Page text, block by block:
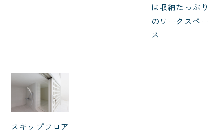
は収納たっぷり
のワークスペー
ス
スキップフロア